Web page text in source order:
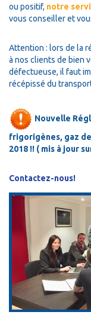
ou positif, notre
vous conseiller et
Attention : lors de la
à nos clients de bien
défectueuse, il faut
récépissé du
Nouvelle
frigorigènes, gaz
2018 !! ( mis à jour
Contactez-nous!